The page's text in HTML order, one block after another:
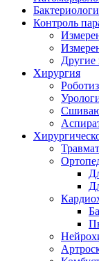
Контроль
Другие
Хирургия